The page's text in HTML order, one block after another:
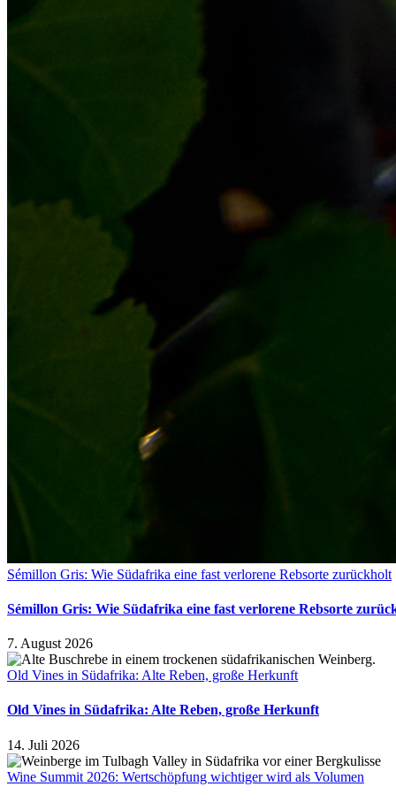
Sémillon Gris: Wie Südafrika eine fast verlorene Rebsorte zurückholt
Sémillon Gris: Wie Südafrika eine fast verlorene Rebsorte
7. August 2026
Old Vines in Südafrika: Alte Reben, große Herkunft
Old Vines in Südafrika: Alte Reben, große Herkunft
14. Juli 2026
Wine Summit 2026: Wertschöpfung wichtiger wird als Volumen